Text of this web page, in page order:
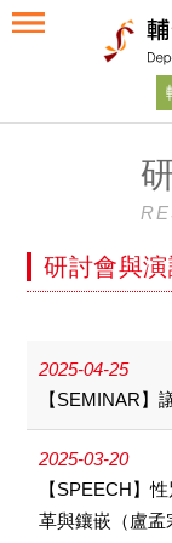
研討會與
2025-04-25
【SEMINAR】
2025-03-20
【SPEECH】
革與鑲嵌（盧孟